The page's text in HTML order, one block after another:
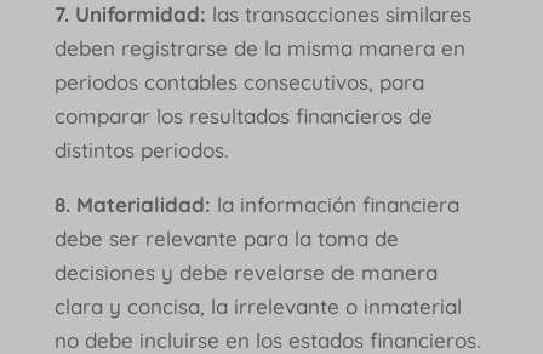
7. Uniformidad: las transacciones similares
deben registrarse de la misma manera en
periodos contables consecutivos, para
comparar los resultados financieros de
distintos periodos.
8. Materialidad: la información financiera
debe ser relevante para la toma de
decisiones y debe revelarse de manera
clara y concisa, la irrelevante o inmaterial
no debe incluirse en los estados financieros.